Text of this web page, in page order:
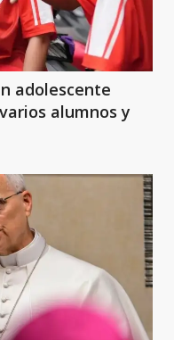
adolescente
alumnos y